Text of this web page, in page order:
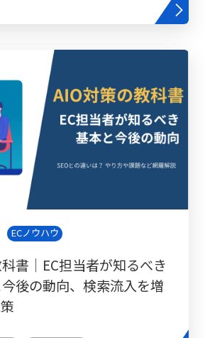
ECノウハウ
書│EC担当者が知るべき
後の動向、検索流入を増